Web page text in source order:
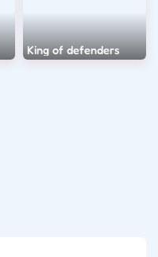
King of defenders